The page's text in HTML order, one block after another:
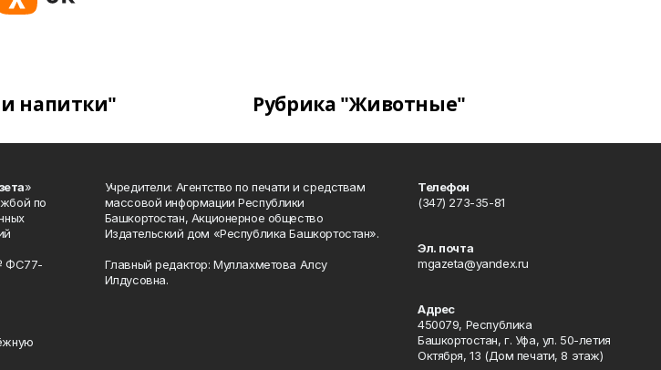
напитки" Рубрика "Животные"
»
по
ФС77-
Учредители: Агентство по печати и средствам
массовой информации Республики
Башкортостан, Акционерное общество
Издательский дом «Республика Башкортостан».
Главный редактор: Муллахметова Алсу
Илдусовна.
Телефон
(347) 273-35-81
Эл. почта
mgazeta@yandex.ru
Адрес
450079, Республика
Башкортостан, г. Уфа, ул. 50-летия
Октября, 13 (Дом печати, 8 этаж)